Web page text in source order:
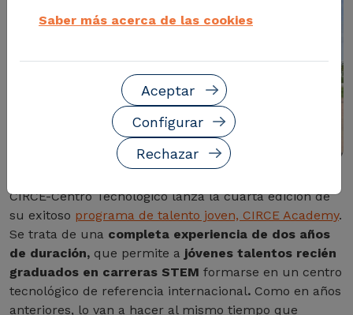
CIRCE-Centro Tecnológico lanza la cuarta edición de
su exitoso programa de talento joven, CIRCE Academy.
Se trata de una completa experiencia de dos años
de duración, que permite a jóvenes talentos recién
graduados en carreras STEM formarse en un centro
tecnológico de referencia internacional. Como en años
anteriores, lo van a hacer al mismo tiempo que
Saber más acerca de las cookies
Rechazar
Configurar
Aceptar